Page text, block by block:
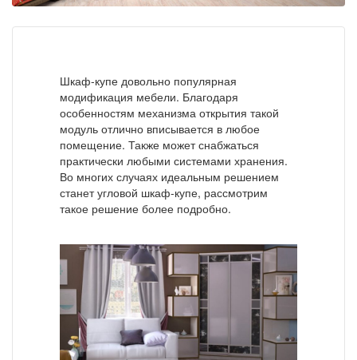
Шкаф-купе довольно популярная
модификация мебели. Благодаря
особенностям механизма открытия такой
модуль отлично вписывается в любое
помещение. Также может снабжаться
практически любыми системами хранения.
Во многих случаях идеальным решением
станет угловой шкаф-купе, рассмотрим
такое решение более подробно.